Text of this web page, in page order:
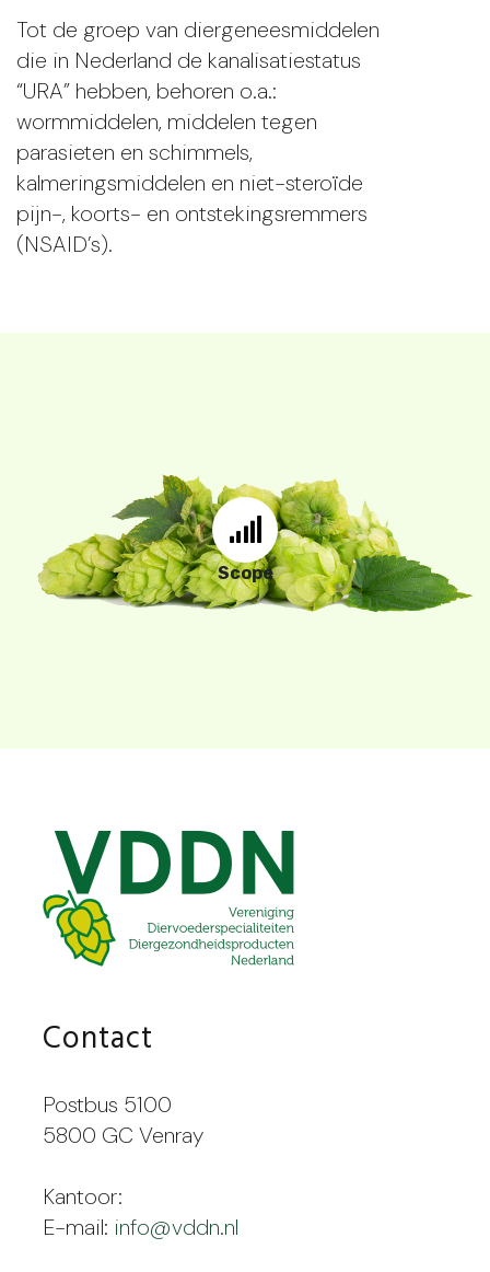
Tot de groep van diergeneesmiddelen
die in Nederland de kanalisatiestatus
“URA” hebben, behoren o.a.:
wormmiddelen, middelen tegen
parasieten en schimmels,
kalmeringsmiddelen en niet-steroïde
pijn-, koorts- en ontstekingsremmers
(NSAID’s).
Scope
De Leden en de VDDN
willen bijdragen aan een
duurzame
en
gezonde
veehouderij.
Contact
Postbus 5100
5800 GC Venray
Kantoor:
E-mail: info@vddn.nl